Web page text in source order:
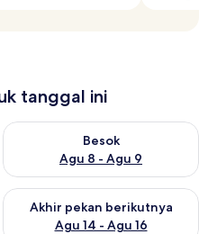
tanggal ini
ini Agu 7 - Agu 8
Besok
Agu 8 - Agu 9
Periksa ketersediaan untuk
ini Agu 7 - Agu 9
Akhir pekan berikutnya
Agu 14 - Agu 16
Periksa ketersediaan untuk